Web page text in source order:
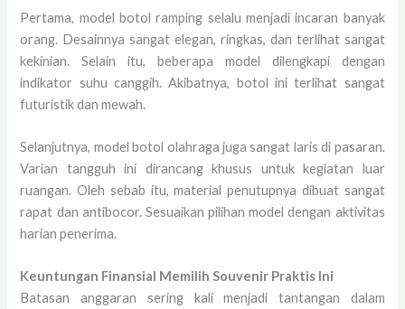
Pertama, model botol ramping selalu menjadi incaran banyak
orang. Desainnya sangat elegan, ringkas, dan terlihat sangat
kekinian. Selain itu, beberapa model dilengkapi dengan
indikator suhu canggih. Akibatnya, botol ini terlihat sangat
futuristik dan mewah.
Selanjutnya, model botol olahraga juga sangat laris di pasaran.
Varian tangguh ini dirancang khusus untuk kegiatan luar
ruangan. Oleh sebab itu, material penutupnya dibuat sangat
rapat dan antibocor. Sesuaikan pilihan model dengan aktivitas
harian penerima.
Keuntungan Finansial Memilih Souvenir Praktis Ini
Batasan anggaran sering kali menjadi tantangan dalam